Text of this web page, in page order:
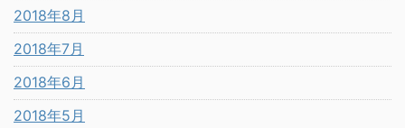
2018年8月
2018年7月
2018年6月
2018年5月